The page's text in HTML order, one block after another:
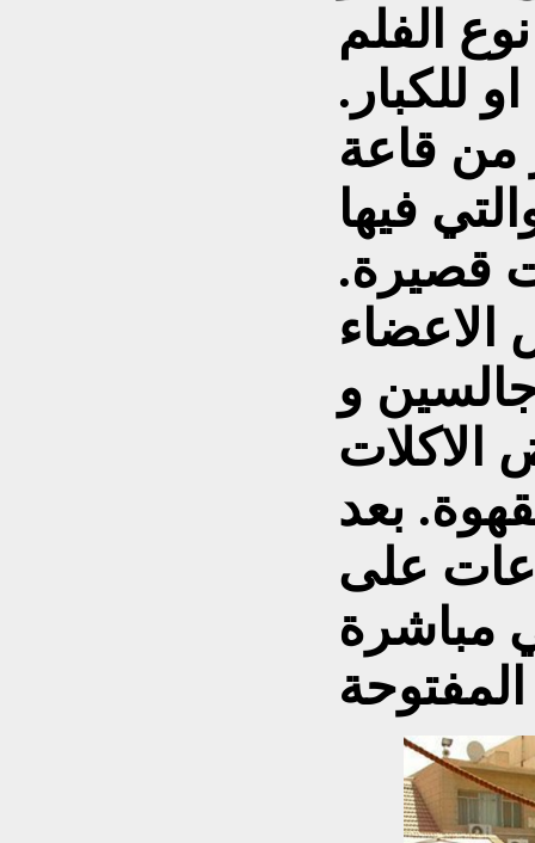
الفلم
للكبار.
من قاعة
فيها
قصيرة.
الاعضاء
و
الاكلات
بعد
على
مباشرة